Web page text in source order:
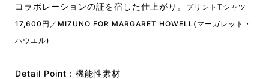
コラボレーションの証を宿した仕上がり。
プリントTシャツ
17,600円／MIZUNO FOR MARGARET HOWELL(マーガレット・
ハウエル)
Detail Point：機能性素材